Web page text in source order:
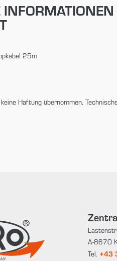
25m
Haftung übernommen.
A-8670
Tel. +43